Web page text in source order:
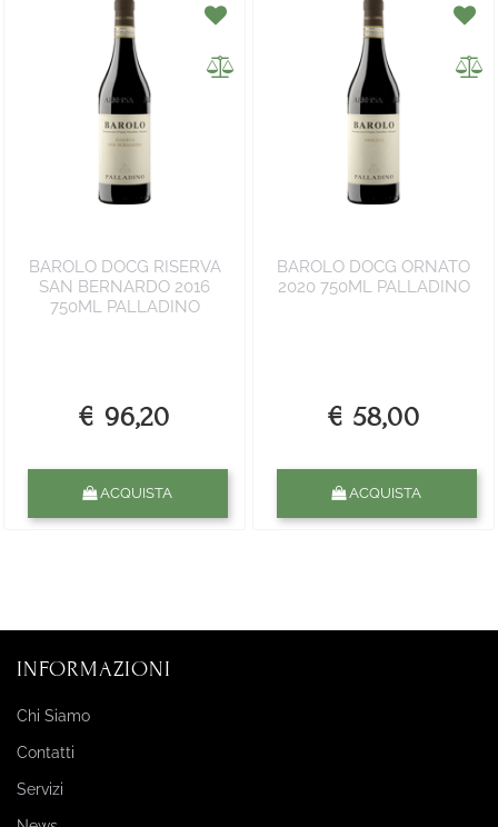
BAROLO DOCG RISERVA
SAN BERNARDO 2016
750ML PALLADINO
€ 96,20
ACQUISTA
BAROLO DOCG ORNATO
2020 750ML PALLADINO
€ 58,00
ACQUISTA
INFORMAZIONI
Chi Siamo
Contatti
Servizi